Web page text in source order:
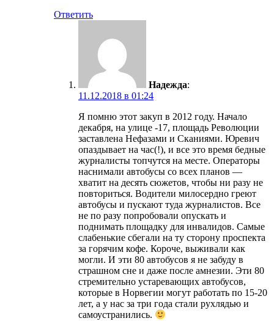
Ответить
Надежда:
11.12.2018 в 01:24
Я помню этот закуп в 2012 году. Начало
декабря, на улице -17, площадь Революции
заставлена Нефазами и Сканиями. Юревич
опаздывает на час(!), и все это время бедные
журналисты топчутся на месте. Операторы
наснимали автобусы со всех планов —
хватит на десять сюжетов, чтобы ни разу не
повториться. Водители милосердно греют
автобусы и пускают туда журналистов. Все
не по разу попробовали опускать и
поднимать площадку для инвалидов. Самые
слабенькие сбегали на ту сторону проспекта
за горячим кофе. Короче, выживали как
могли. И эти 80 автобусов я не забуду в
страшном сне и даже после амнезии. Эти 80
стремительно устаревающих автобусов,
которые в Норвегии могут работать по 15-20
лет, а у нас за три года стали рухлядью и
самоустранились.